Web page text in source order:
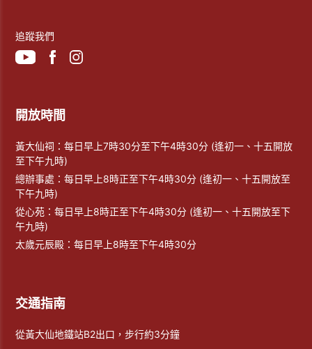
追蹤我們
開放時間
黃大仙祠：每日早上7時30分至下午4時30分 (逢初一、十五開放
至下午九時)
總辦事處：每日早上8時正至下午4時30分 (逢初一、十五開放至
下午九時)
從心苑：每日早上8時正至下午4時30分 (逢初一、十五開放至下
午九時)
太歲元辰殿：每日早上8時至下午4時30分
交通指南
從黃大仙地鐵站B2出口，步行約3分鐘